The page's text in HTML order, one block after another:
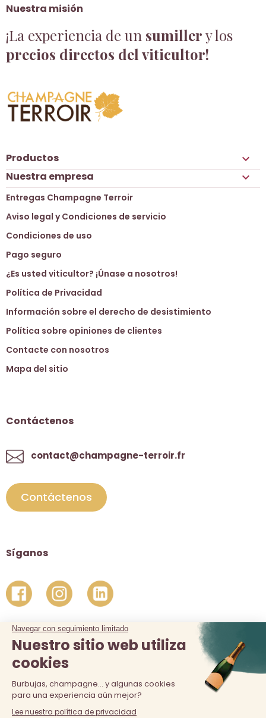
Nuestra misión
¡La experiencia de un sumillery los
precios directos del viticultor!
Productos 
Nuestra empresa 
Entregas Champagne Terroir
Aviso legal y Condiciones de servicio
Condiciones de uso
Pago seguro
¿Es usted viticultor? ¡Únase a nosotros!
Política de Privacidad
Información sobre el derecho de desistimiento
Política sobre opiniones de clientes
Contacte con nosotros
Mapa del sitio
Contáctenos
contact@champagne-terroir.fr
Contáctenos
Síganos